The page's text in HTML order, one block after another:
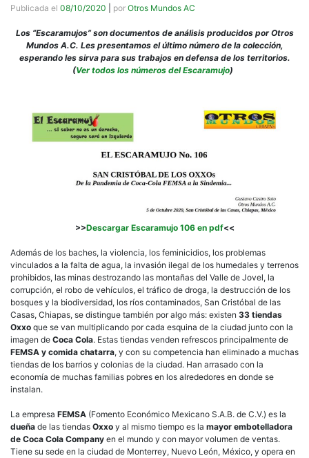
Publicada el 08/10/2020 por Otros Mundos AC
Los “Escaramujos” son documentos de análisis producidos por Otros
Mundos A.C. Les presentamos el último número de la colección,
esperando les sirva para sus trabajos en defensa de los territorios.
(Ver todos los números del Escaramujo)
>>Descargar Escaramujo 106 en pdf<<
Además de los baches, la violencia, los feminicidios, los problemas
vinculados a la falta de agua, la invasión ilegal de los humedales y terrenos
prohibidos, las minas destrozando las montañas del Valle de Jovel, la
corrupción, el robo de vehículos, el tráfico de droga, la destrucción de los
bosques y la biodiversidad, los ríos contaminados, San Cristóbal de las
Casas, Chiapas, se distingue también por algo más: existen 33 tiendas
Oxxo que se van multiplicando por cada esquina de la ciudad junto con la
imagen de Coca Cola. Estas tiendas venden refrescos principalmente de
FEMSA y comida chatarra, y con su competencia han eliminado a muchas
tiendas de los barrios y colonias de la ciudad. Han arrasado con la
economía de muchas familias pobres en los alrededores en donde se
instalan.
La empresa FEMSA (Fomento Económico Mexicano S.A.B. de C.V.) es la
dueña de las tiendas Oxxo y al mismo tiempo es la mayor embotelladora
de Coca Cola Company en el mundo y con mayor volumen de ventas.
Tiene su sede en la ciudad de Monterrey, Nuevo León, México, y opera en